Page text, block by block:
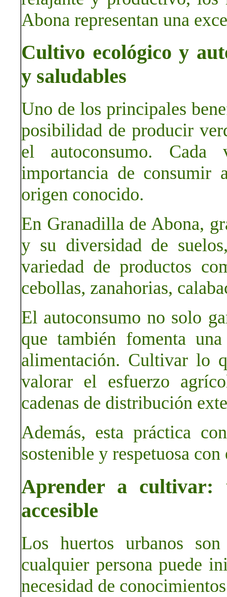
Abona representan una
Cultivo ecológico y
y saludables
Uno de los principales
posibilidad de producir
el autoconsumo.
importancia de consumir
origen conocido.
En Granadilla de Abona,
y su diversidad de
variedad de productos
cebollas, zanahorias,
El autoconsumo no solo
que también fomenta
alimentación. Cultivar lo
valorar el esfuerzo
cadenas de distribución
Además, esta práctica
sostenible y respetuosa
Aprender a cultivar:
accesible
Los huertos urbanos
cualquier persona puede
necesidad de